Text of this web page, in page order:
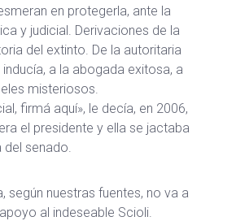
en protegerla, ante la
y judicial. Derivaciones de la
del extinto. De la autoritaria
a la abogada exitosa, a
misteriosos.
firmá aquí», le decía, en 2006,
el presidente y ella se jactaba
del senado.
según nuestras fuentes, no va a
al indeseable Scioli.